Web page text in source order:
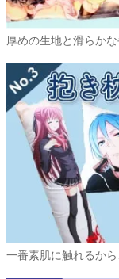
厚めの生地と滑らか
一番素肌に触れるか